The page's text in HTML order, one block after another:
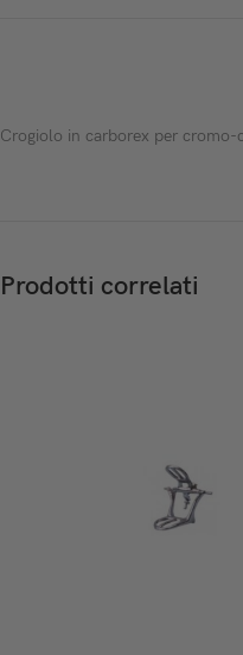
Crogiolo in carborex per cromo-
Prodotti correlati